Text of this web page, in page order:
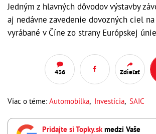
Jedným z hlavných dôvodov výstavby
aj nedávne zavedenie dovozných ciel
vyrábané v Číne zo strany Európskej
436 Zdieľať
Viac o téme: Automobilka, Investícia, SAIC
Pridajte si Topky.skmedzi Vaše